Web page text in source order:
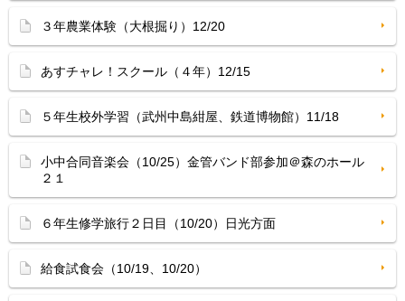
３年農業体験（大根掘り）12/20
あすチャレ！スクール（４年）12/15
５年生校外学習（武州中島紺屋、鉄道博物館）11/18
小中合同音楽会（10/25）金管バンド部参加＠森のホール
２１
６年生修学旅行２日目（10/20）日光方面
給食試食会（10/19、10/20）